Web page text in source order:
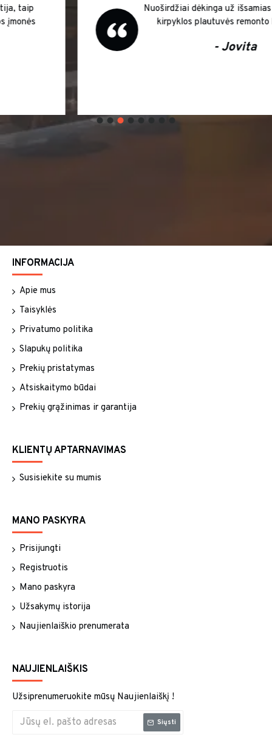
Nuoširdžiai dėkinga už išsamias konsultacijas
kirpyklos plautuvės remonto klausimais
INFORMACIJA
Apie mus
Taisyklės
Privatumo politika
Slapukų politika
Prekių pristatymas
Atsiskaitymo būdai
Prekių grąžinimas ir garantija
KLIENTŲ APTARNAVIMAS
Susisiekite su mumis
MANO PASKYRA
Prisijungti
Registruotis
Mano paskyra
Užsakymų istorija
Naujienlaiškio prenumerata
NAUJIENLAIŠKIS
Užsiprenumeruokite mūsų Naujienlaiškį !
Siųsti